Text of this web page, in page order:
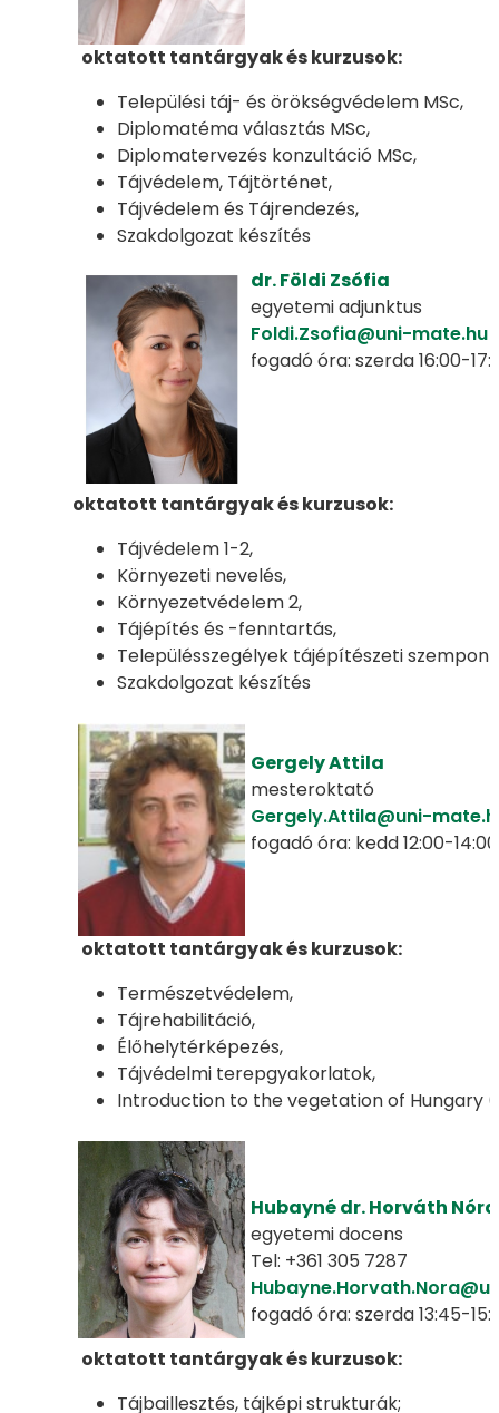
oktatott tantárgyak és kurzusok:
Települési táj- és örökségvédelem MSc,
Diplomatéma választás MSc,
Diplomatervezés konzultáció MSc,
Tájvédelem, Tájtörténet,
Tájvédelem és Tájrendezés,
Szakdolgozat készítés
dr. Földi Zsófia
egyetemi adjunktus
Foldi.Zsofia@uni-mate.hu
fogadó óra: szerda 16:00-
oktatott tantárgyak és kurzusok:
Tájvédelem 1-2,
Környezeti nevelés,
Környezetvédelem 2,
Tájépítés és -fenntartás,
Településszegélyek tájépítészeti
Szakdolgozat készítés
Gergely Attila
mesteroktató
Gergely.Attila@uni-
fogadó óra: kedd 12:00-14:00
oktatott tantárgyak és kurzusok:
Természetvédelem,
Tájrehabilitáció,
Élőhelytérképezés,
Tájvédelmi terepgyakorlatok,
Introduction to the vegetation of Hungary
Hubayné dr. Horváth
egyetemi docens
Tel: +361 305 7287
fogadó óra: szerda 13:45-
oktatott tantárgyak és kurzusok:
Tájbaillesztés, tájképi strukturák;